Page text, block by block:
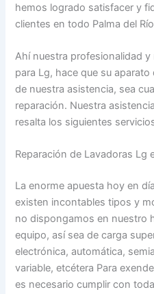
hemos logrado satisfacer y
clientes en todo Palma del
Ahí nuestra profesionalidad
para Lg, hace que su
de nuestra asistencia, sea
reparación. Nuestra
resalta los siguientes
Reparación de Lavadoras Lg
La enorme apuesta hoy en
existen incontables tipos y
no dispongamos en nuestro
equipo, así sea de carga
electrónica, automática,
variable, etcétera Para
es necesario cumplir con